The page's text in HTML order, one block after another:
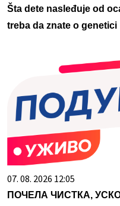
Šta dete nasleđuje od
treba da znate o genetici
07. 08. 2026 12:05
ПОЧЕЛА ЧИСТКА,